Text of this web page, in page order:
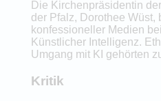
Die Kirchenpräsidentin
der Pfalz, Dorothee Wüst,
konfessioneller Medien
Künstlicher Intelligenz.
Umgang mit KI gehörten
Kritik